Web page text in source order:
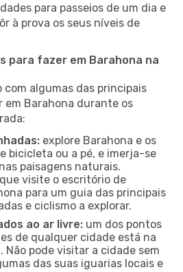
para passeios de um dia e
à prova os seus níveis de
para fazer em Barahona na
algumas das principais
Barahona durante os
explore Barahona e os
bicicleta ou a pé, e imerja-se
paisagens naturais.
visite o escritório de
para um guia das principais
e ciclismo a explorar.
ao ar livre: um dos pontos
de qualquer cidade está na
Não pode visitar a cidade sem
das suas iguarias locais e